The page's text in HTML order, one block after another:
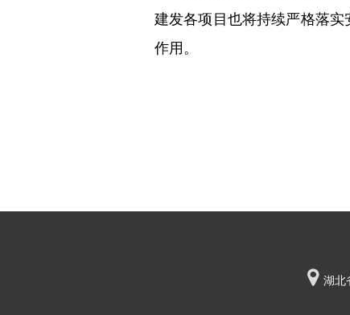
建发各项目也将持续严格落
作用。
 湖北